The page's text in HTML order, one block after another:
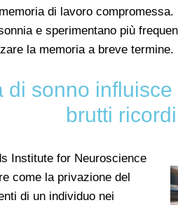
di lavoro
e sperimentano più
la memoria a breve termine.
di sonno
brutti ricordi
Institute for Neuroscience
come la privazione del
di un individuo nei